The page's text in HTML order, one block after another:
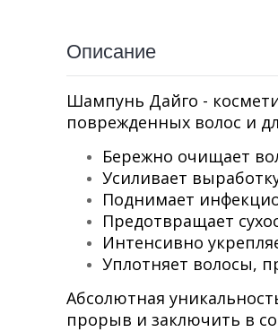
Описание
Шампунь Дайго -
поврежденных волос и
Бережно очищает
Усиливает
Поднимает
Предотвращает
Интенсивно
Уплотняет волосы,
Абсолютная
прорыв и заключить в